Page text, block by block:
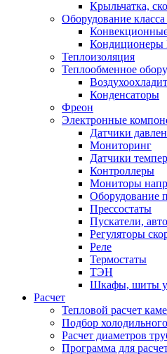
Крыльчатка,
Оборудование
Кондиционеры
Теплоизоляция
Теплообменное
Конденсаторы
Фреон
Электронные
Датчики
Мониторинг
Датчики
Контроллеры
Мониторы
Оборудование
Прессостаты
Пускатели,
Регуляторы
Реле
Термостаты
ТЭН
Шкафы, шиты
Расчет
Тепловой расчет
Подбор холодильного
Расчет диаметров
Программа для